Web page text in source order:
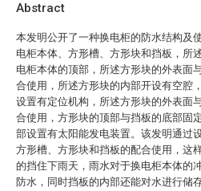
Abstract
本发明公开了一种换电柜的防水结构及
电柜本体、方形槽、方形块和挡板，所
电柜本体的顶部，所述方形块的外表面
合使用，所述方形块的内部开设有空腔
设置有定位机构，所述方形块的外表面
合使用，方形块的顶部与挡板的底部固
部设置有太阳能发电装置。该发明通过
方形槽、方形块和挡板的配合使用，这
的挡住下雨天，雨水对于换电柜本体的
防水，同时挡板的内部还能对水进行储